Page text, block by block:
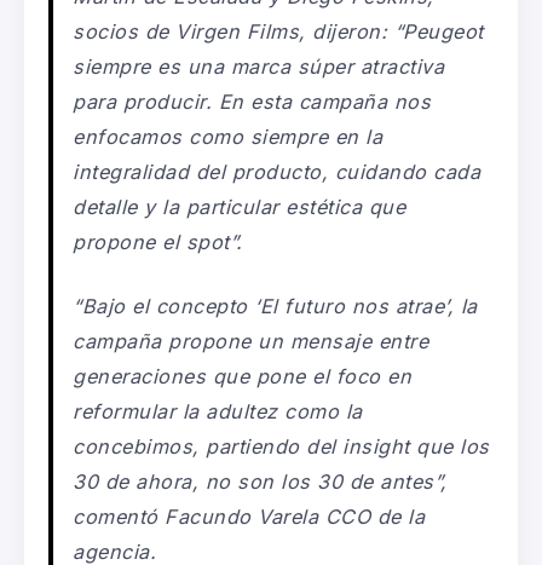
socios de Virgen Films, dijeron: “Peugeot
siempre es una marca súper atractiva
para producir. En esta campaña nos
enfocamos como siempre en la
integralidad del producto, cuidando cada
detalle y la particular estética que
propone el spot”.
“Bajo el concepto ‘El futuro nos atrae’, la
campaña propone un mensaje entre
generaciones que pone el foco en
reformular la adultez como la
concebimos, partiendo del insight que los
30 de ahora, no son los 30 de antes”,
comentó Facundo Varela CCO de la
agencia.